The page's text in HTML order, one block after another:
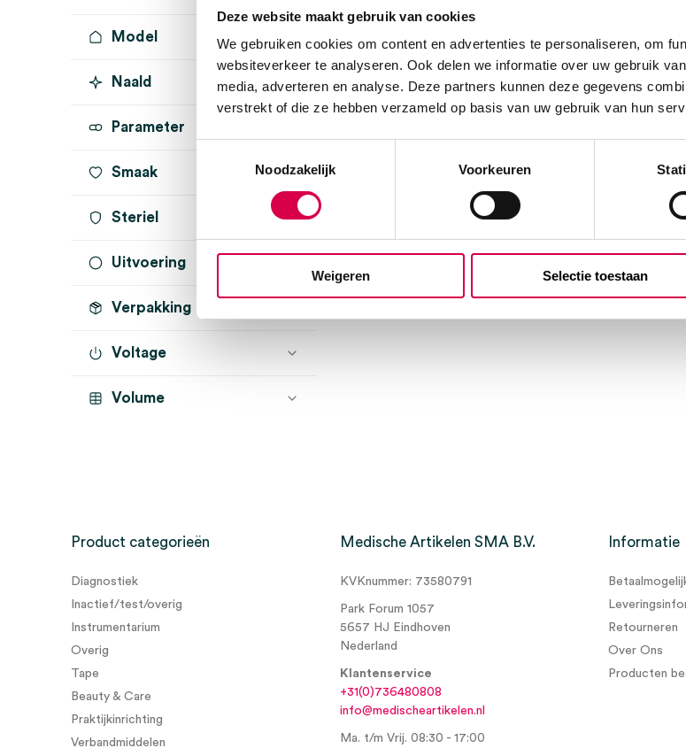
Deze website maakt gebruik van cookies
We gebruiken cookies om content en advertenties te personaliseren, om
websiteverkeer te analyseren. Ook delen we informatie over uw gebruik
media, adverteren en analyse. Deze partners kunnen deze gegevens
verstrekt of die ze hebben verzameld op basis van uw gebruik van hun
Noodzakelijk
Voorkeuren
Weigeren Selectie toestaan
Model
DELTA30
Naald
Parameter
Smaak
Steriel
onsteriel (1)
Uitvoering
Apple iPhone X/XS
Verpakking
Voltage
Volume
Product categorieën
Diagnostiek
Inactief/test/overig
Instrumentarium
Overig
Tape
Beauty & Care
Praktijkinrichting
Verbandmiddelen
Medische Artikelen SMA B.V.
KVKnummer: 73580791
Park Forum 1057
5657 HJ Eindhoven
Nederland
Klantenservice
+31(0)736480808
info@medischeartikelen.nl
Ma. t/m Vrij. 08:30 - 17:00
Informatie
Retourneren
Over Ons
Producten